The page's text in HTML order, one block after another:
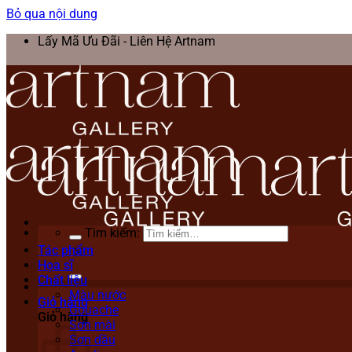
Bỏ qua nội dung
Lấy Mã Ưu Đãi - Liên Hệ Artnam
Tìm kiếm:
Giỏ hàng
Giỏ hàng
Tác phẩm
Họa sĩ
Chất liệu
Màu nước
Gouache
Sơn mài
Sơn dầu